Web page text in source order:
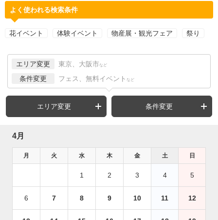
よく使われる検索条件
花イベント 体験イベント 物産展・観光フェア 祭り
エリア変更 東京、大阪市 など
条件変更 フェス、無料イベント など
エリア変更 条件変更
4月
月 火 水 木 金 土 日
1 2 3 4 5
6 7 8 9 10 11 12